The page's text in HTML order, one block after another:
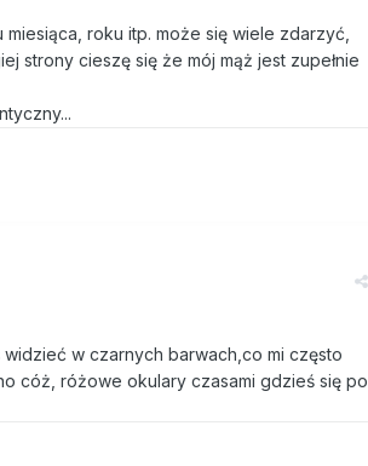
roku itp. może się wiele zdarzyć,
strony cieszę się że mój mąż jest zupełnie
w czarnych barwach,co mi często
cóż, różowe okulary czasami gdzieś się po